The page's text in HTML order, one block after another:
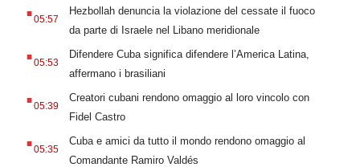
05:57
Hezbollah denuncia la violazione del cessate il fuoco
da parte di Israele nel Libano meridionale
.05:53
Difendere Cuba significa difendere l’America Latina,
affermano i brasiliani
.05:39
Creatori cubani rendono omaggio al loro vincolo con
Fidel Castro
.05:35
Cuba e amici da tutto il mondo rendono omaggio al
Comandante Ramiro Valdés